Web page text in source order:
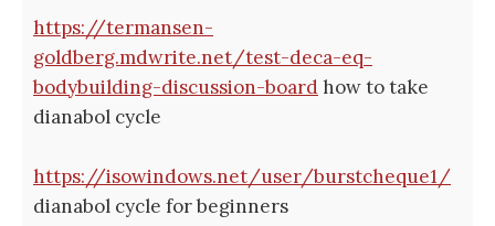
https://termansen-
goldberg.mdwrite.net/test-deca-eq-
bodybuilding-discussion-boardhow to take
dianabol cycle
https://isowindows.net/user/burstcheque1/
dianabol cycle for beginners